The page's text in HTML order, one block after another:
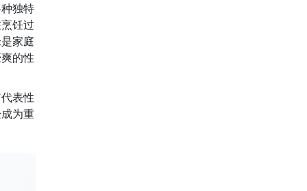
独特
饪过
家庭
的性
表性
为重